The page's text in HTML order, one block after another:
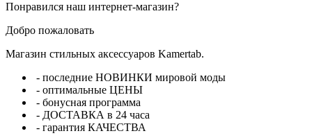
Понравился наш интернет-магазин?
Добро пожаловать
Магазин стильных аксессуаров Kamertab.
- последние НОВИНКИ мировой моды
- оптимальные ЦЕНЫ
- бонусная программа
- ДОСТАВКА в 24 часа
- гарантия КАЧЕСТВА